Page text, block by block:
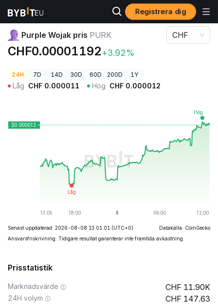
Registrera dig
Kryptopriser Purple Wojak pris PURK
Purple Wojak pris PURK
CHF0.00001192+3.92%
CHF
24H 7D 14D 30D 60D 200D 1Y
Låg CHF 0.000011 Hög CHF 0.000012
Senast uppdaterad: 2026-08-08 13:01:01 (UTC+0)
Datakälla: CoinGecko
Ansvarsfriskrivning: Tidigare resultat garanterar inte framtida avkastning.
Prisstatistik
Marknadsvärde 11.90K
24H volym 147.63